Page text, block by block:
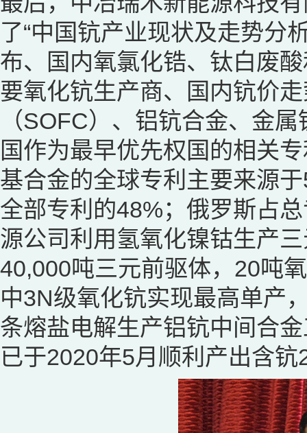
了“中国钪产业现状及走势分
布、国内氧氯化锆、钛白废
要氧化钪生产商、国内钪价
（SOFC）、铝钪合金、金
国作为最早优先权国的相关
基合金的全球专利主要来源
全部专利的48%；俄罗斯占
源公司利用氢氧化镍钴生产
40,000吨三元前驱体，20吨
中3N级氧化钪实现最高单产
条熔盐电解生产铝钪中间合
已于2020年5月顺利产出含